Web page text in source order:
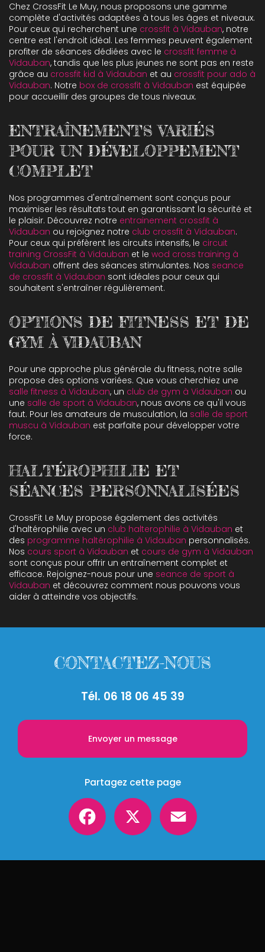
Chez CrossFit Le Muy, nous proposons une gamme
complète d'activités adaptées à tous les âges et niveaux.
Pour ceux qui recherchent une crossfit à Vidauban, notre
centre est l'endroit idéal. Les femmes peuvent également
profiter de séances dédiées avec le crossfit femme à
Vidauban, tandis que les plus jeunes ne sont pas en reste
grâce au crossfit kid à Vidauban et au crossfit pour ado à
Vidauban. Notre box de crossfit à Vidauban est équipée
pour accueillir des groupes de tous niveaux.
ENTRAÎNEMENTS VARIÉS
POUR UN DÉVELOPPEMENT
COMPLET
Nos programmes d'entraînement sont conçus pour
maximiser les résultats tout en garantissant la sécurité et
le plaisir. Découvrez notre entrainement crossfit à
Vidauban ou rejoignez notre club crossfit à Vidauban.
Pour ceux qui préfèrent les circuits intensifs, le circuit
training CrossFit à Vidauban et le wod cross training à
Vidauban offrent des séances stimulantes. Nos seance
de crossfit à Vidauban sont idéales pour ceux qui
souhaitent s'entraîner régulièrement.
OPTIONS DE FITNESS ET DE
GYM À VIDAUBAN
Pour une approche plus générale du fitness, notre salle
propose des options variées. Que vous cherchiez une
salle fitness à Vidauban, un club de gym à Vidauban ou
une salle de sport à Vidauban, nous avons ce qu'il vous
faut. Pour les amateurs de musculation, la salle de sport
muscu à Vidauban est parfaite pour développer votre
force.
HALTÉROPHILIE ET
SÉANCES PERSONNALISÉES
CrossFit Le Muy propose également des activités
d'haltérophilie avec un club halterophilie à Vidauban et
des programme haltérophilie à Vidauban personnalisés.
Nos cours sport à Vidauban et cours de gym à Vidauban
sont conçus pour offrir un entraînement complet et
efficace. Rejoignez-nous pour une seance de sport à
Vidauban et découvrez comment nous pouvons vous
aider à atteindre vos objectifs.
CONTACTEZ-NOUS
Tél. 06 18 06 45 39
Envoyer un message
Partagez cette page
Facebook